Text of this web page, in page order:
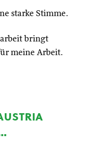
starke Stimme.
bringt
meine Arbeit.